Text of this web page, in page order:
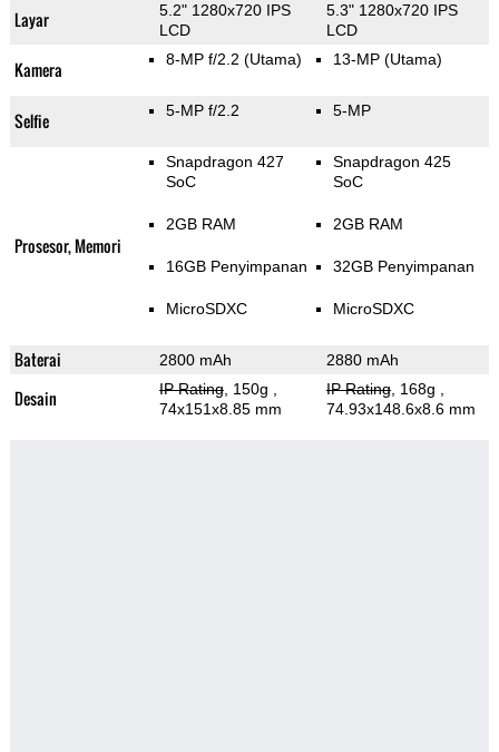
Layar
5.2" 1280x720 IPS
LCD
5.3" 1280x720 IPS
LCD
Kamera 8-MP f/2.2 (Utama) 13-MP (Utama)
Selfie 5-MP f/2.2 5-MP
Prosesor, Memori
Snapdragon 427
SoC
2GB RAM
16GB Penyimpanan
MicroSDXC
Snapdragon 425
SoC
2GB RAM
32GB Penyimpanan
MicroSDXC
Baterai 2800 mAh 2880 mAh
Desain IP Rating, 150g
74x151x8.85 mm
IP Rating, 168g
74.93x148.6x8.6 mm